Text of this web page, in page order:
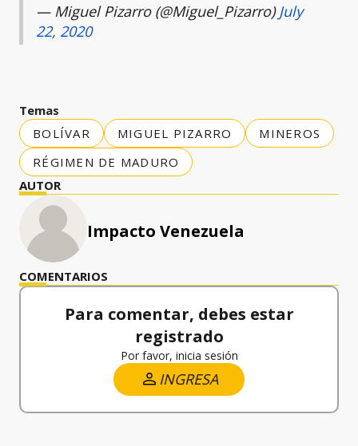
— Miguel Pizarro (@Miguel_Pizarro)July
22, 2020
Temas
BOLÍVAR
MIGUEL PIZARRO
MINEROS
RÉGIMEN DE MADURO
AUTOR
Impacto Venezuela
COMENTARIOS
Para comentar, debes estar
registrado
Por favor, inicia sesión
INGRESA